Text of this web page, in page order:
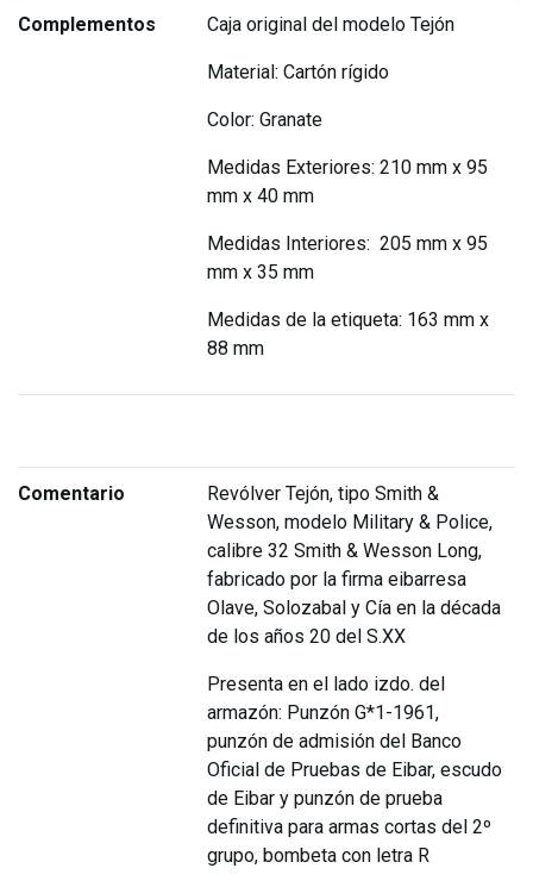
Complementos Caja original del modelo Tejón
Material: Cartón rígido
Color: Granate
Medidas Exteriores: 210 mm x 95
mm x 40 mm
Medidas Interiores: 205 mm x 95
mm x 35 mm
Medidas de la etiqueta: 163 mm x
88 mm
Comentario
Revólver Tejón, tipo Smith &
Wesson, modelo Military & Police,
calibre 32 Smith & Wesson Long,
fabricado por la firma eibarresa
Olave, Solozabal y Cía en la década
de los años 20 del S.XX
Presenta en el lado izdo. del
armazón: Punzón G*1-1961,
punzón de admisión del Banco
Oficial de Pruebas de Eibar, escudo
de Eibar y punzón de prueba
definitiva para armas cortas del 2º
grupo, bombeta con letra R